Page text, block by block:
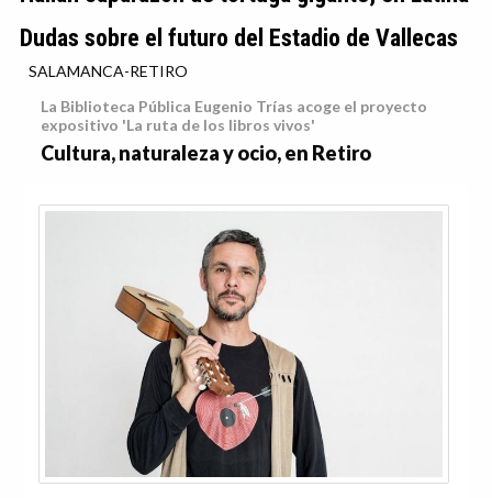
Dudas sobre el futuro del Estadio de Vallecas
SALAMANCA-RETIRO
La Biblioteca Pública Eugenio Trías acoge el proyecto
expositivo 'La ruta de los libros vivos'
Cultura, naturaleza y ocio, en Retiro